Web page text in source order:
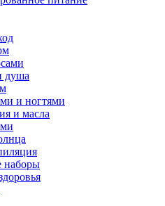
душа
и ногтями
и масла
наборы